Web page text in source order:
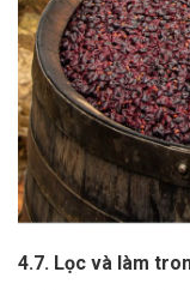
4.7. Lọc và làm